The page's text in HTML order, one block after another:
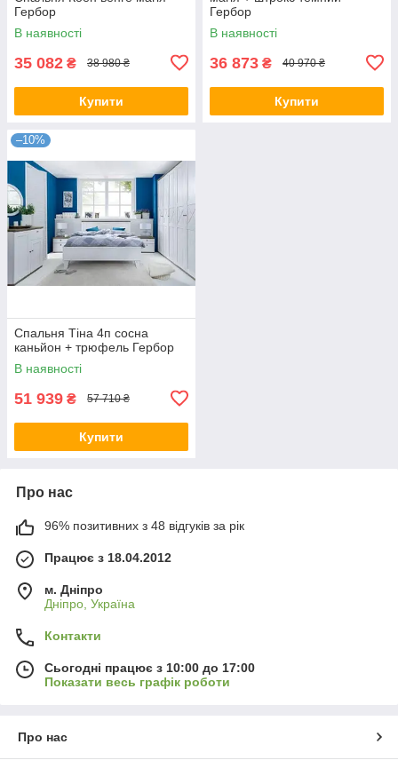
Гербор
В наявності
35 082 ₴ 38 980 ₴
Купити
Гербор
В наявності
36 873 ₴ 40 970 ₴
Купити
–10%
Спальня Тіна 4п сосна
каньйон + трюфель Гербор
В наявності
51 939 ₴ 57 710 ₴
Купити
Про нас
96% позитивних з 48 відгуків за рік
Працює з 18.04.2012
м. Дніпро
Дніпро, Україна
Контакти
Сьогодні працює з 10:00 до 17:00
Показати весь графік роботи
Про нас